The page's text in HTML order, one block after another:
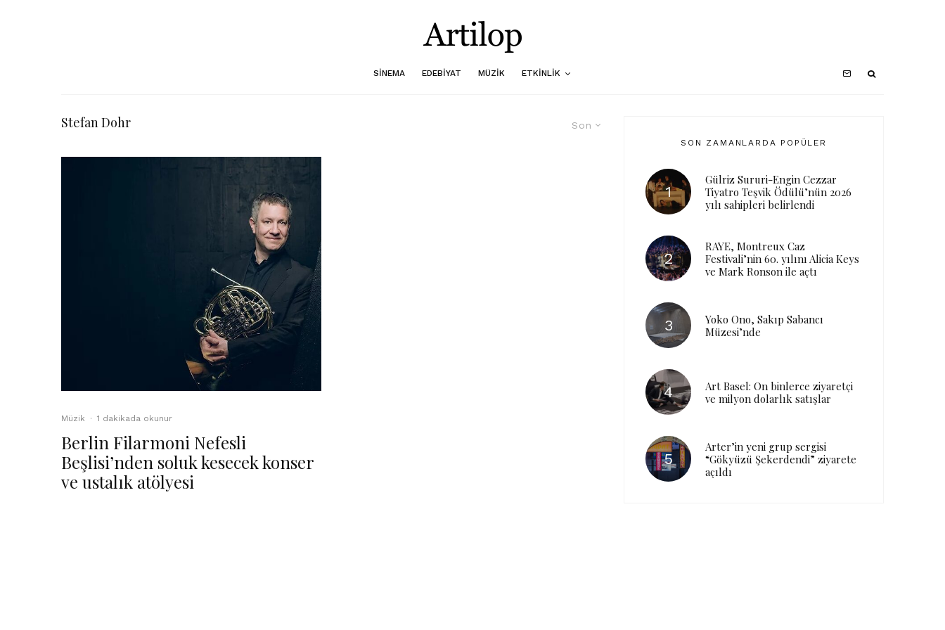
SINEMA EDEBIYAT MÜZIK ETKINLIK
Son
Stefan Dohr
Müzik · 1 dakikada okunur
Berlin Filarmoni Nefesli
Beşlisi’nden soluk kesecek konser
ve ustalık atölyesi
SON ZAMANLARDA POPÜLER
Gülriz Sururi-Engin Cezzar
Tiyatro Teşvik Ödülü’nün 2026
yılı sahipleri belirlendi
RAYE, Montreux Caz
Festivali’nin 60. yılını Alicia Keys
ve Mark Ronson ile açtı
Yoko Ono, Sakıp Sabancı
Müzesi’nde
Art Basel: On binlerce ziyaretçi
ve milyon dolarlık satışlar
Arter’in yeni grup sergisi
“Gökyüzü Şekerdendi” ziyarete
açıldı